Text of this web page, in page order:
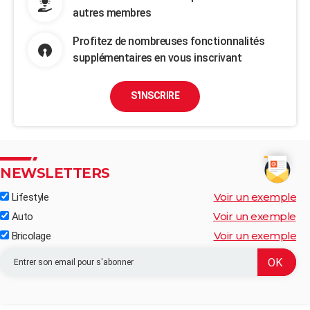
autres membres
Profitez de nombreuses fonctionnalités
supplémentaires en vous inscrivant
S'INSCRIRE
NEWSLETTERS
Lifestyle Voir un exemple
Auto Voir un exemple
Bricolage Voir un exemple